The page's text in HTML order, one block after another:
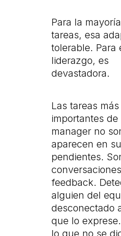
Para la
tareas, esa
tolerable. Para
liderazgo, es
devastadora.
Las tareas más
importantes de
manager no
aparecen en
pendientes.
feedback.
alguien del
desconectado
que lo
lo que no se